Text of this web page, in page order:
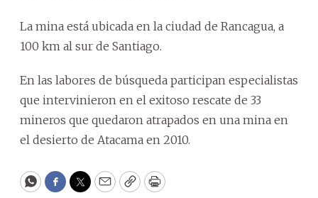
La mina está ubicada en la ciudad de Rancagua, a
100 km al sur de Santiago.
En las labores de búsqueda participan especialistas
que intervinieron en el exitoso rescate de 33
mineros que quedaron atrapados en una mina en
el desierto de Atacama en 2010.
WhatsApp
Facebook
Twitter
EmailCopyPrint